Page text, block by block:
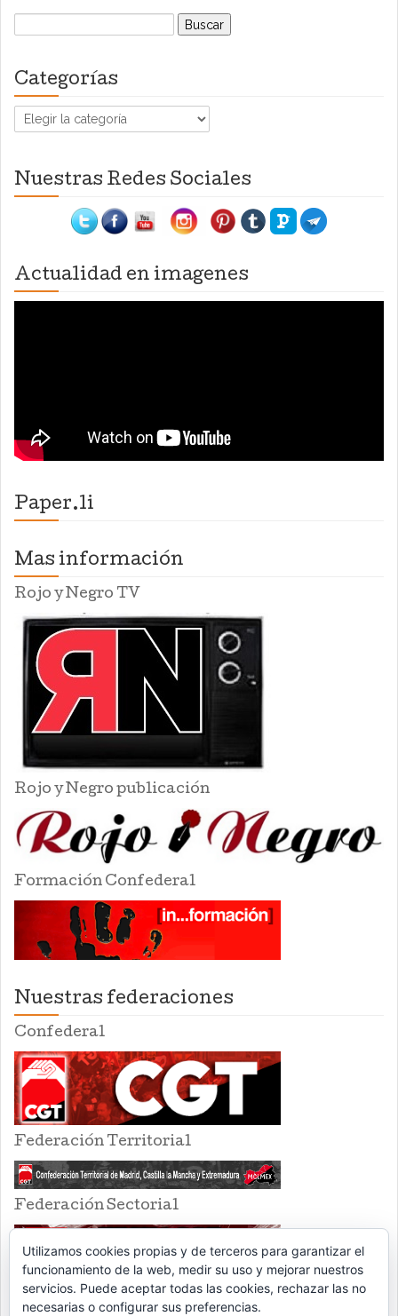
Buscar:
Categorías
Categorías
Nuestras Redes Sociales
Actualidad en imagenes
Paper.li
Mas información
Rojo y Negro TV
Rojo y Negro publicación
Formación Confederal
Nuestras federaciones
Confederal
Federación Territorial
Federación Sectorial
Utilizamos cookies propias y de terceros para garantizar el
funcionamiento de la web, medir su uso y mejorar nuestros
servicios. Puede aceptar todas las cookies, rechazar las no
necesarias o configurar sus preferencias.